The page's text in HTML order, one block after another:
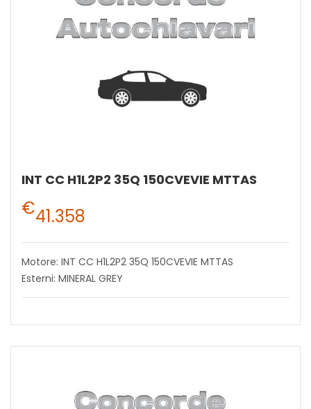
INT CC H1L2P2 35Q 150CVEVIE MTTAS
€41.358
Motore: INT CC H1L2P2 35Q 150CVEVIE MTTAS
Esterni: MINERAL GREY